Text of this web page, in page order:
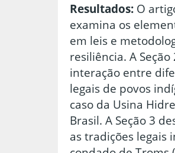
Resultados: O
examina os
em leis e
resiliência. A
interação entre
legais de povos
caso da Usina
Brasil. A Seção 3
as tradições legais